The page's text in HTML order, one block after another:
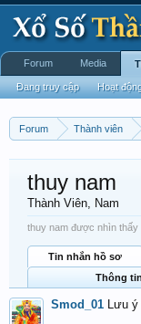
Forum Thành viên
thuy nam
Thành Viên, Nam
thuy nam được nhìn thấy
Tin nhắn hồ sơ
Thông tin
Smod_01 Lưu ý
Forum Media
Đang truy cập Hoạt